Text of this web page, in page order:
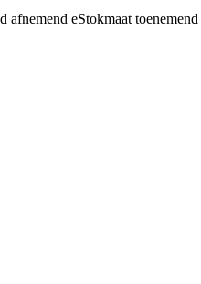
afnemend eStokmaat toenemend